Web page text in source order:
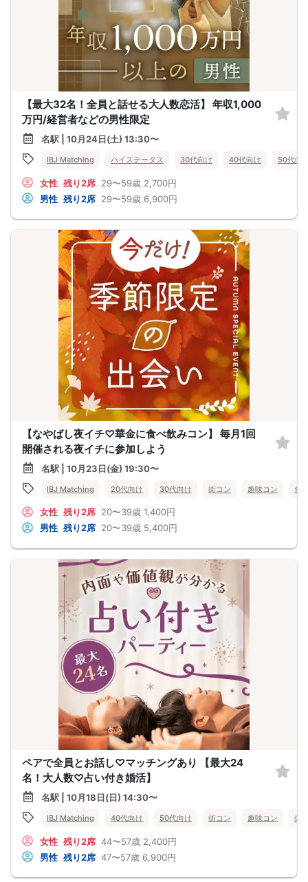
【最大32名！全員と話せる大人数恋活】 年収1,000
万円/経営者などの男性限定
名駅 | 10月24日(土) 13:30〜
IBJ Matching ハイステータス 30代向け 40代向け 50代向
女性 残り2席 29〜59歳 2,700円
男性 残り2席 29〜59歳 6,900円
【なやばし夜イチ♡華金に食べ飲みコン】 毎月1回
開催される夜イチに参加しよう
名駅 | 10月23日(金) 19:30〜
IBJ Matching 20代向け 30代向け 街コン 趣味コン 食
女性 残り2席 20〜39歳 1,400円
男性 残り2席 20〜39歳 5,400円
ペアで全員とお話し♡マッチングあり 【最大24
名！大人数♡占い付き婚活】
名駅 | 10月18日(日) 14:30〜
IBJ Matching 40代向け 50代向け 街コン 趣味コン 体
女性 残り2席 44〜57歳 2,400円
男性 残り2席 47〜57歳 6,900円